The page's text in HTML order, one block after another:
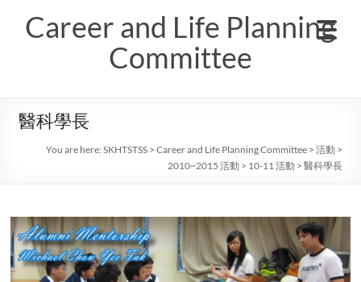
contentCareer and Life Planning
Committee
醫科學長
You are here:SKHTSTSS >Career and Life Planning Committee >活動 >
2010~2015 活動 > 10-11 活動 >醫科學長